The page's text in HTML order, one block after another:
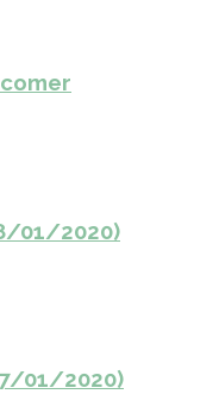
01/2020)
01/2020)